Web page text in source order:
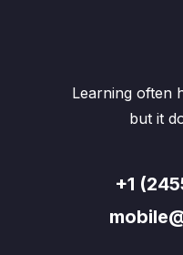
Learning often
but it
+1